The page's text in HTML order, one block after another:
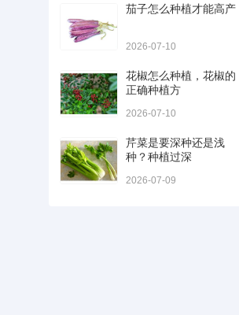
茄子怎么种植才能高产
2026-07-10
花椒怎么种植，花椒的
正确种植方
2026-07-10
芹菜是要深种还是浅
种？种植过深
2026-07-09